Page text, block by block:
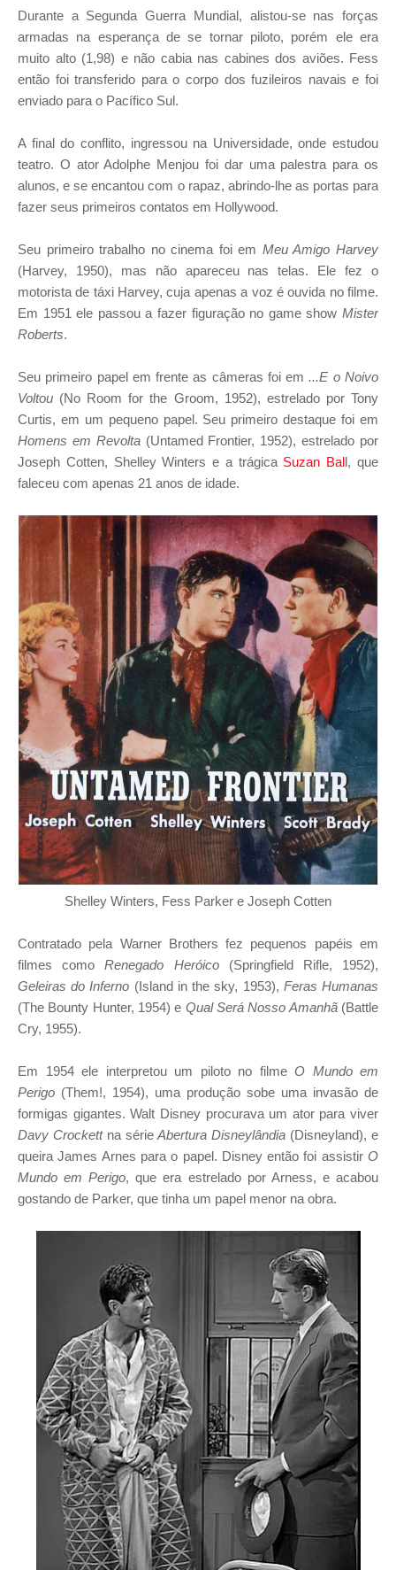
Durante a Segunda Guerra Mundial, alistou-se nas forças
armadas na esperança de se tornar piloto, porém ele era
muito alto (1,98) e não cabia nas cabines dos aviões. Fess
então foi transferido para o corpo dos fuzileiros navais e foi
enviado para o Pacífico Sul.
A final do conflito, ingressou na Universidade, onde estudou
teatro. O ator Adolphe Menjou foi dar uma palestra para os
alunos, e se encantou com o rapaz, abrindo-lhe as portas para
fazer seus primeiros contatos em Hollywood.
Seu primeiro trabalho no cinema foi em Meu Amigo Harvey
(Harvey, 1950), mas não apareceu nas telas. Ele fez o
motorista de táxi Harvey, cuja apenas a voz é ouvida no filme.
Em 1951 ele passou a fazer figuração no game show Mister
Roberts.
Seu primeiro papel em frente as câmeras foi em...E o Noivo
Voltou (No Room for the Groom, 1952), estrelado por Tony
Curtis, em um pequeno papel. Seu primeiro destaque foi em
Homens em Revolta(Untamed Frontier, 1952), estrelado por
Joseph Cotten, Shelley Winters e a trágica Suzan Ball, que
faleceu com apenas 21 anos de idade.
Shelley Winters, Fess Parker e Joseph Cotten
Contratado pela Warner Brothers fez pequenos papéis em
filmes comoRenegado Heróico (Springfield Rifle, 1952),
Geleiras do Inferno (Island in the sky, 1953), Feras Humanas
(The Bounty Hunter, 1954) e Qual Será Nosso Amanhã(Battle
Cry, 1955).
Em 1954 ele interpretou um piloto no filme O Mundo em
Perigo (Them!, 1954), uma produção sobe uma invasão de
formigas gigantes. Walt Disney procurava um ator para viver
Davy Crockett na sérieAbertura Disneylândia (Disneyland), e
queira James Arnes para o papel. Disney então foi assistir O
Mundo em Perigo, que era estrelado por Arness, e acabou
gostando de Parker, que tinha um papel menor na obra.